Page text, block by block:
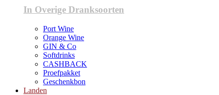
In Overige Dranksoorten
Port Wine
Orange Wine
GIN & Co
Softdrinks
CASHBACK
Proefpakket
Geschenkbon
Landen